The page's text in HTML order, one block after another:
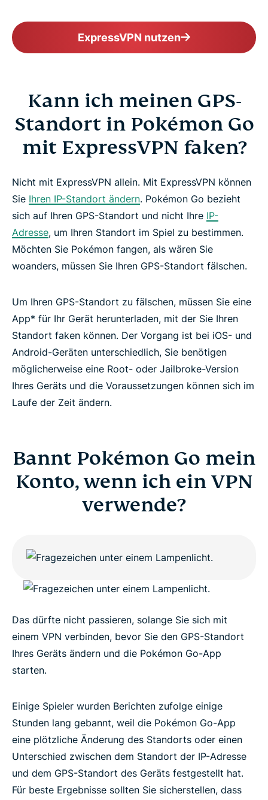
ExpressVPN nutzen
Kann ich meinen GPS-
Standort in Pokémon Go
mit ExpressVPN faken?
Nicht mit ExpressVPN allein. Mit ExpressVPN können
Sie Ihren IP-Standort ändern. Pokémon Go bezieht
sich auf Ihren GPS-Standort und nicht Ihre IP-
Adresse, um Ihren Standort im Spiel zu bestimmen.
Möchten Sie Pokémon fangen, als wären Sie
woanders, müssen Sie Ihren GPS-Standort fälschen.
Um Ihren GPS-Standort zu fälschen, müssen Sie eine
App* für Ihr Gerät herunterladen, mit der Sie Ihren
Standort faken können. Der Vorgang ist bei iOS- und
Android-Geräten unterschiedlich, Sie benötigen
möglicherweise eine Root- oder Jailbroke-Version
Ihres Geräts und die Voraussetzungen können sich im
Laufe der Zeit ändern.
Bannt Pokémon Go mein
Konto, wenn ich ein VPN
verwende?
Das dürfte nicht passieren, solange Sie sich mit
einem VPN verbinden, bevor Sie den GPS-Standort
Ihres Geräts ändern und die Pokémon Go-App
starten.
Einige Spieler wurden Berichten zufolge einige
Stunden lang gebannt, weil die Pokémon Go-App
eine plötzliche Änderung des Standorts oder einen
Unterschied zwischen dem Standort der IP-Adresse
und dem GPS-Standort des Geräts festgestellt hat.
Für beste Ergebnisse sollten Sie sicherstellen, dass